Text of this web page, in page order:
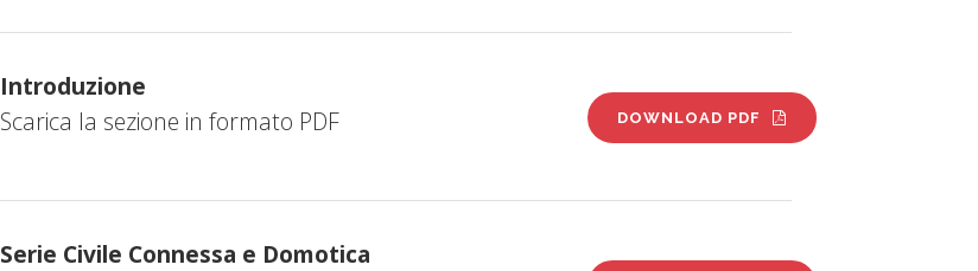
Introduzione
Scarica la sezione in formato PDF
DOWNLOAD PDF
Serie Civile Connessa e Domotica